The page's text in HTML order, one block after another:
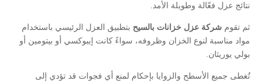
نتائج عزل فعّالة وطويلة الأمد.
ثم تقوم شركة عزل خزانات بالسيح بتطبيق العزل الرئيسي باستخدام
مواد مناسبة لنوع الخزان وظروفه، سواءً كانت إيبوكسي أو بيتومين أو
بولي يوريثان.
تُغطى جميع الأسطح والزوايا بإحكام لمنع أي فجوات قد تؤدي إلى